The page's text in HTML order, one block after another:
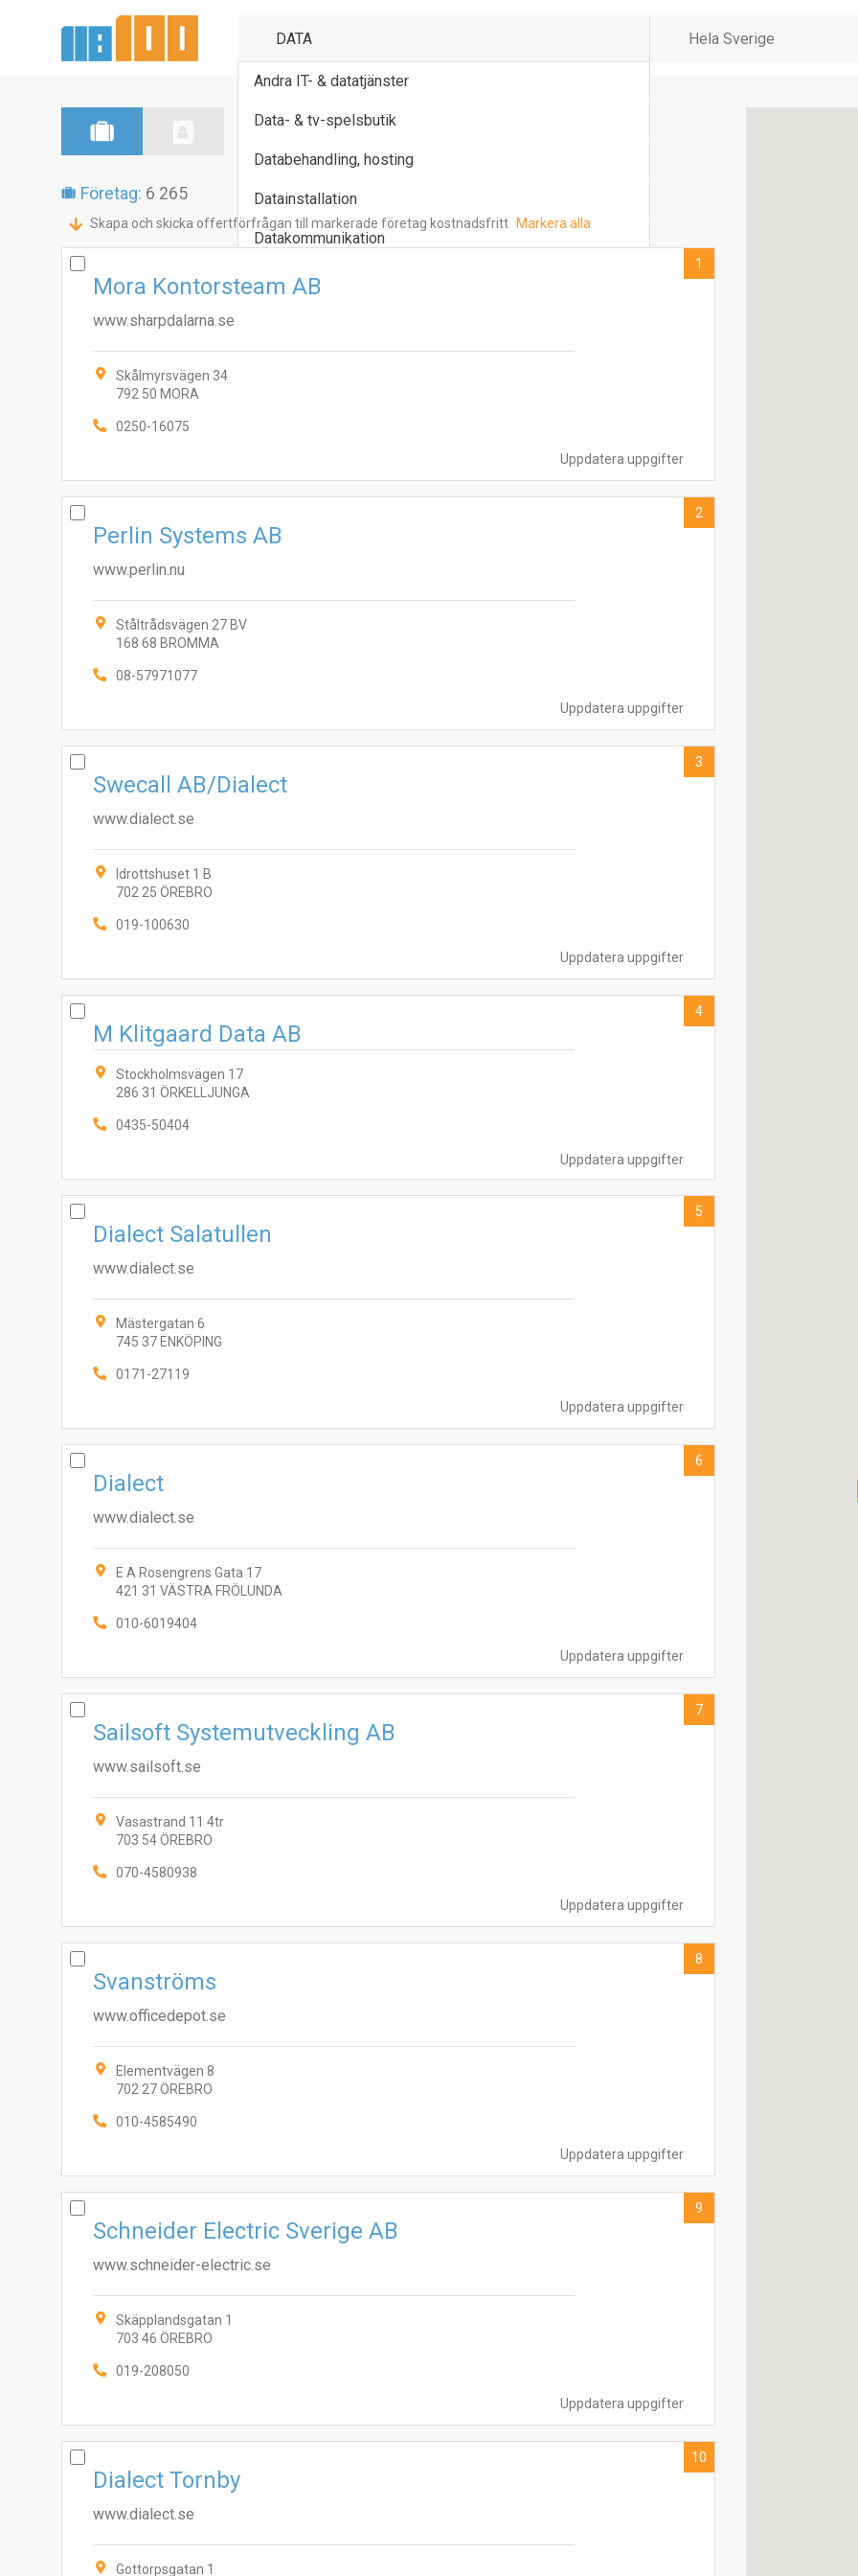
Andra IT- & datatjänster
Data- & tv-spelsbutik
Databehandling, hosting
Datainstallation
Datakommunikation
Företag: 6 265
Skapa och skicka offertförfrågan till markerade företag kostnadsfritt Markera alla
Uppdatera uppgifter
Mora Kontorsteam AB
www.sharpdalarna.se
Skålmyrsvägen 34
792 50 MORA
0250-16075
1
Uppdatera uppgifter
Perlin Systems AB
www.perlin.nu
Ståltrådsvägen 27 BV
168 68 BROMMA
08-57971077
2
Uppdatera uppgifter
Swecall AB/Dialect
www.dialect.se
Idrottshuset 1 B
702 25 ÖREBRO
019-100630
3
Uppdatera uppgifter
M Klitgaard Data AB
Stockholmsvägen 17
286 31 ÖRKELLJUNGA
0435-50404
4
Uppdatera uppgifter
Dialect Salatullen
www.dialect.se
Mästergatan 6
745 37 ENKÖPING
0171-27119
5
Uppdatera uppgifter
Dialect
www.dialect.se
E A Rosengrens Gata 17
421 31 VÄSTRA FRÖLUNDA
010-6019404
6
Uppdatera uppgifter
Sailsoft Systemutveckling AB
www.sailsoft.se
Vasastrand 11 4tr
703 54 ÖREBRO
070-4580938
7
Uppdatera uppgifter
Svanströms
www.officedepot.se
Elementvägen 8
702 27 ÖREBRO
010-4585490
8
Uppdatera uppgifter
Schneider Electric Sverige AB
www.schneider-electric.se
Skäpplandsgatan 1
703 46 ÖREBRO
019-208050
9
Dialect Tornby
www.dialect.se
Gottorpsgatan 1
10